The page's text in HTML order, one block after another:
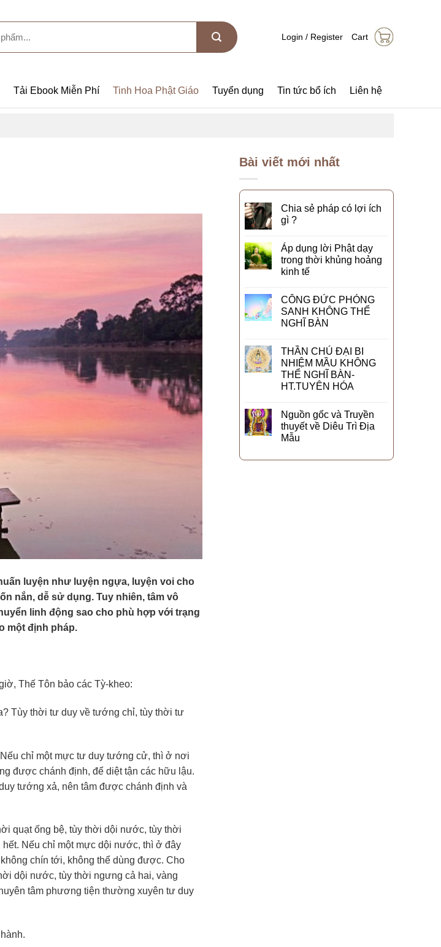
Login / Register Cart
Tải Ebook Miễn Phí Tinh Hoa Phật Giáo Tuyển dụng Tin tức bổ ích Liên hệ
luyện như luyện ngựa, luyện voi cho
nắn, dễ sử dụng. Tuy nhiên, tâm vô
linh động sao cho phù hợp với trạng
một định pháp.
Thế Tôn bảo các Tỳ-kheo:
Tùy thời tư duy về tướng chỉ, tùy thời tư
chỉ một mực tư duy tướng cử, thì ở nơi
được chánh định, để diệt tận các hữu lậu.
tướng xả, nên tâm được chánh định và
quạt ống bệ, tùy thời dội nước, tùy thời
Nếu chỉ một mực dội nước, thì ở đây
chín tới, không thể dùng được. Cho
dội nước, tùy thời ngưng cả hai, vàng
tâm phương tiện thường xuyên tư duy
Bài viết mới nhất
Chia sẻ pháp có lợi ích
gì ?
Áp dụng lời Phật dạy
trong thời khủng hoảng
kinh tế
CÔNG ĐỨC PHÓNG
SANH KHÔNG THỂ
NGHĨ BÀN
THẦN CHÚ ĐẠI BI
NHIỆM MẦU KHÔNG
THỂ NGHĨ BÀN-
HT.TUYÊN HÓA
Nguồn gốc và Truyền
thuyết về Diêu Trì Địa
Mẫu